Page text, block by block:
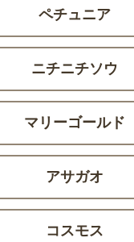
ペチュニア
ニチニチソウ
マリーゴールド
アサガオ
コスモス